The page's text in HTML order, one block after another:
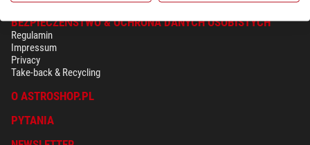
BEZPIECZEŃSTWO & OCHRONA DANYCH OSOBISTYCH
Regulamin
Impressum
Privacy
Take-back & Recycling
O ASTROSHOP.PL
PYTANIA